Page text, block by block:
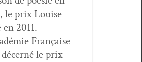
le prix Louise
en 2011.
Française
le prix